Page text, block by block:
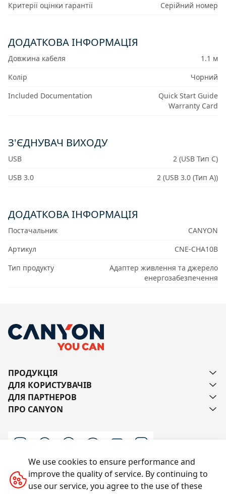
Критерії оцінки гарантії
Серійний номер
ДОДАТКОВА ІНФОРМАЦІЯ
Довжина кабеля
1.1 м
Колір
Чорний
Included Documentation
Quick Start Guide
Warranty Card
З'ЄДНУВАЧ ВИХОДУ
USB
2 (USB Тип C)
USB 3.0
2 (USB 3.0 (Тип A))
ДОДАТКОВА ІНФОРМАЦІЯ
Постачальник
CANYON
Артикул
CNE-CHA10B
Тип продукту
Адаптер живлення та джерело
енергозабезпечення
ПРОДУКЦІЯ
ДЛЯ КОРИСТУВАЧІВ
ДЛЯ ПАРТНЕРОВ
ПРО CANYON
Напишіть нам
We use cookies to ensure performance and
improve the quality of service. By continuing to
use our service, you agree to the use of these